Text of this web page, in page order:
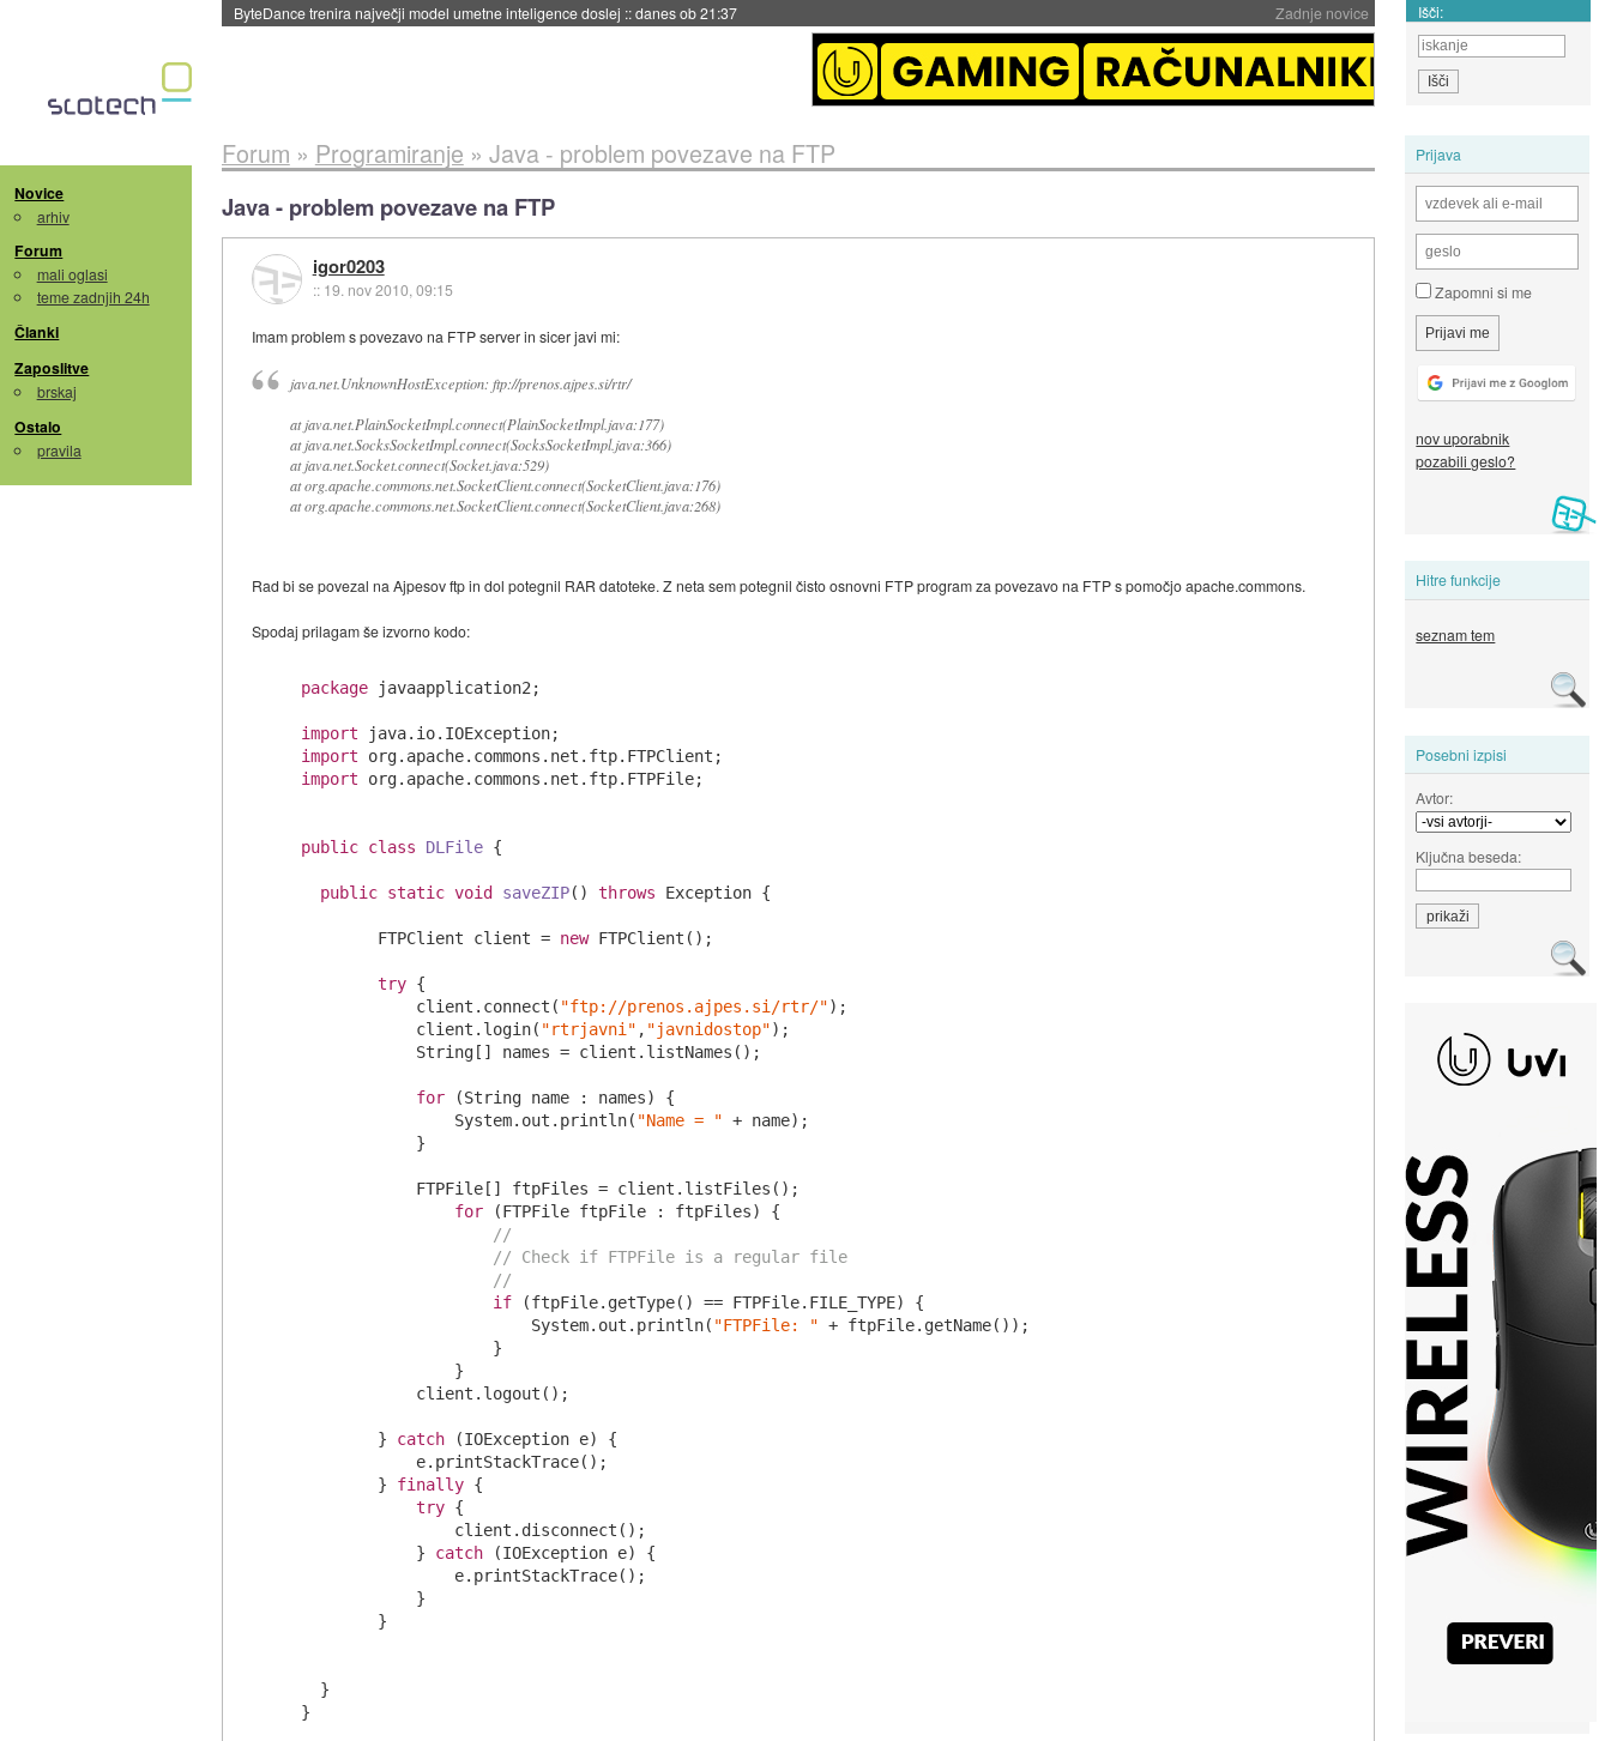
Zadnje novice
ByteDance trenira največji model umetne inteligence doslej ::danes ob 21:37 Išči:
Novice
arhiv
Forum
mali oglasi
teme zadnjih 24h
Članki
Zaposlitve
brskaj
Ostalo
pravila
Prijava
Zapomni si me
nov uporabnik
pozabili geslo?
Hitre funkcije
seznam tem
Posebni izpisi
Avtor:
Ključna beseda:
Forum » Programiranje » Java - problem povezave na FTP
Java - problem povezave na FTP
igor0203
:: 19. nov 2010, 09:15
Imam problem s povezavo na FTP server in sicer javi mi:
java.net.UnknownHostException: ftp://prenos.ajpes.si/rtr/
at java.net.PlainSocketImpl.connect(PlainSocketImpl.java:177)
at java.net.SocksSocketImpl.connect(SocksSocketImpl.java:366)
at java.net.Socket.connect(Socket.java:529)
at org.apache.commons.net.SocketClient.connect(SocketClient.java:176)
at org.apache.commons.net.SocketClient.connect(SocketClient.java:268)
Rad bi se povezal na Ajpesov ftp in dol potegnil RAR datoteke. Z neta sem potegnil čisto osnovni FTP program za povezavo na FTP s pomočjo apache.commons.
Spodaj prilagam še izvorno kodo:
package javaapplication2;
import
import
import org.apache.commons.net.ftp.FTPFile;
public class DLFile {
public static void saveZIP() throws Exception {
        FTPClient client =
new FTPClient();
try {
            client.connect(
"ftp://prenos.ajpes.si/rtr/");
            client.login(
"rtrjavni" , "javnidostop");
            String[] names = client.listNames();
for (String name : names) {
                System.out.println(
"Name = " + name);
            }
            FTPFile[] ftpFiles = client.listFiles();
for (FTPFile ftpFile : ftpFiles) {
//
// Check if FTPFile is a regular file
//
if (ftpFile.getType() == FTPFile.FILE_TYPE) {
                        System.out.println(
"FTPFile: " + ftpFile.getName());
                    }
                }
            client.logout();
        }
catch (IOException e) {
            e.printStackTrace();
        }
finally {
try {
                client.disconnect();
            }
catch (IOException e) {
                e.printStackTrace();
            }
        }
  }